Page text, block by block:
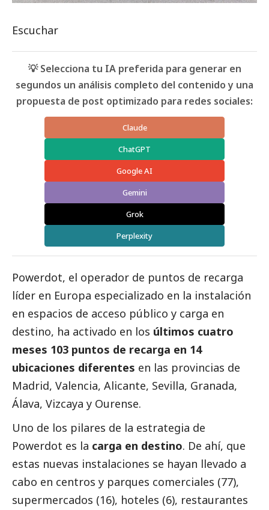
Escuchar
💡 Selecciona tu IA preferida para generar en
segundos un análisis completo del contenido y una
propuesta de post optimizado para redes sociales:
Claude
ChatGPT
Google AI
Gemini
Grok
Perplexity
Powerdot, el operador de puntos de recarga
líder en Europa especializado en la instalación
en espacios de acceso público y carga en
destino, ha activado en los últimos cuatro
meses 103 puntos de recarga en 14
ubicaciones diferentes en las provincias de
Madrid, Valencia, Alicante, Sevilla, Granada,
Álava, Vizcaya y Ourense.
Uno de los pilares de la estrategia de
Powerdot es la carga en destino. De ahí, que
estas nuevas instalaciones se hayan llevado a
cabo en centros y parques comerciales (77),
supermercados (16), hoteles (6), restaurantes